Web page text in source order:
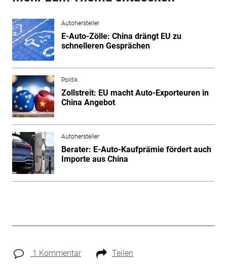
Autohersteller
E-Auto-Zölle: China drängt EU zu
schnelleren Gesprächen
Politik
Zollstreit: EU macht Auto-Exporteuren in
China Angebot
Autohersteller
Berater: E-Auto-Kaufprämie fördert auch
Importe aus China
1 Kommentar Teilen